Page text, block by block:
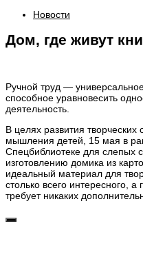
Новости
Дом, где живут
Ручной труд —
способное уравновесить
деятельность.
В целях развития творческих
мышления детей, 15 мая в
Спецбиблиотеке для слепых
изготовлению домика из
идеальный материал для
столько всего интересного,
требует никаких